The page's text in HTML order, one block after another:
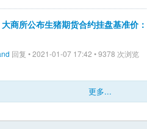
商所公布生猪期货合约挂盘基准价
回复 • 2021-01-07 17:42 • 9378 次浏览
更多...